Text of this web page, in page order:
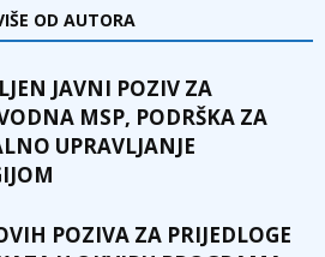
OD AUTORA
JAVNI POZIV ZA
MSP, PODRŠKA ZA
UPRAVLJANJE
POZIVA ZA PRIJEDLOGE